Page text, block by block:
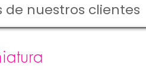
de nuestros clientes